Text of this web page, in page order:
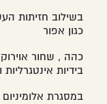
בשילוב חזיתות
כגון אפור
כהה , שחור אוירוק
בידיות אינטגרליות
במסגרת